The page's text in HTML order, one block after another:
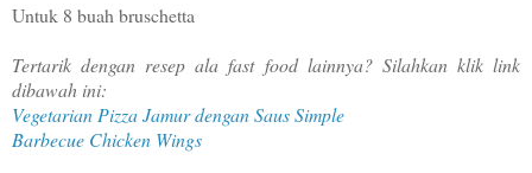
Untuk 8 buah bruschetta
Tertarik dengan resep ala fast food lainnya? Silahkan klik link
dibawah ini:
Vegetarian Pizza Jamur dengan Saus Simple
Barbecue Chicken Wings